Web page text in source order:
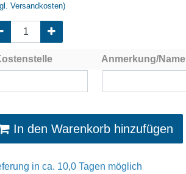
Versandkosten)
Anmerkung/Name
In den Warenkorb hinzufügen
in ca. 10,0 Tagen möglich